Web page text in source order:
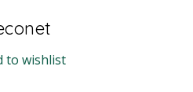
to wishlist